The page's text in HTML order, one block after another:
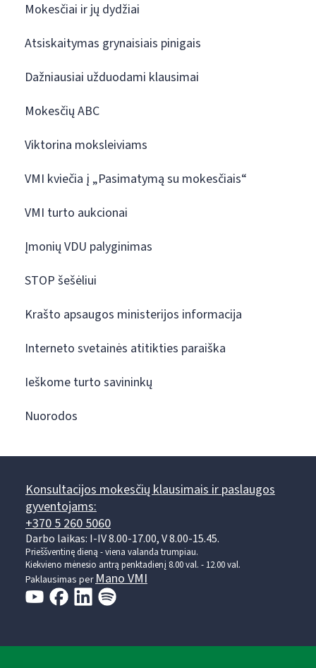
Mokesčiai ir jų dydžiai
Atsiskaitymas grynaisiais pinigais
Dažniausiai užduodami klausimai
Mokesčių ABC
Viktorina moksleiviams
VMI kviečia į „Pasimatymą su mokesčiais“
VMI turto aukcionai
Įmonių VDU palyginimas
STOP šešėliui
Krašto apsaugos ministerijos informacija
Interneto svetainės atitikties paraiška
Ieškome turto savininkų
Nuorodos
Konsultacijos mokesčių klausimais ir paslaugos
gyventojams:
+370 5 260 5060
Darbo laikas: I-IV 8.00-17.00, V 8.00-15.45.
Prieššventinę dieną - viena valanda trumpiau.
Kiekvieno mėnesio antrą penktadienį 8.00 val. - 12.00 val.
Paklausimas per Mano VMI